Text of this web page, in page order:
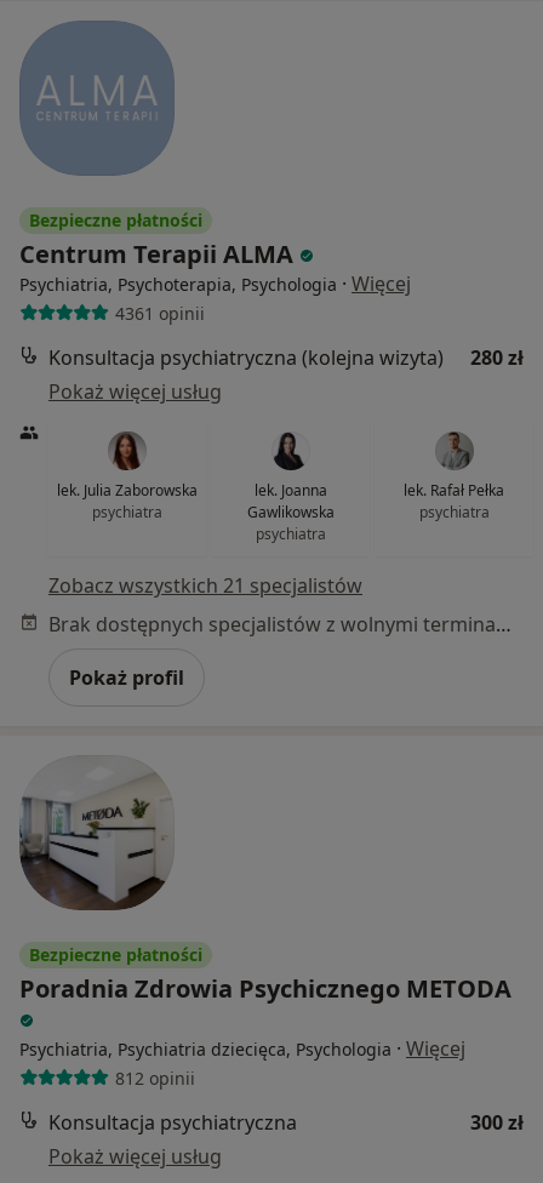
Bezpieczne płatności
Centrum Terapii ALMA
Psychiatria, Psychoterapia, Psychologia · Więcej
4361 opinii
Konsultacja psychiatryczna (kolejna wizyta)
280 zł
Pokaż więcej usług
lek. Julia Zaborowska
psychiatra
lek. Joanna
Gawlikowska
psychiatra
lek. Rafał Pełka
psychiatra
Zobacz wszystkich 21 specjalistów
Brak dostępnych specjalistów z wolnymi terminami w tym centrum medycznym.
Pokaż profil
Bezpieczne płatności
Poradnia Zdrowia Psychicznego METODA
Psychiatria, Psychiatria dziecięca, Psychologia · Więcej
812 opinii
Konsultacja psychiatryczna
300 zł
Pokaż więcej usług